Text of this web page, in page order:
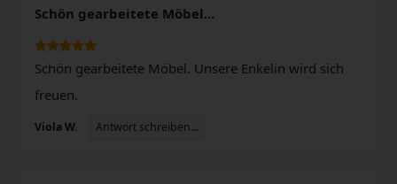
Schön gearbeitete Möbel...
Schön gearbeitete Möbel. Unsere Enkelin wird sich
freuen.
Viola W. Antwort schreiben...